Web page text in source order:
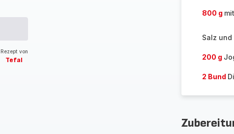
Rezept von
Tefal
800 g
Salz
200 g
2 Bund